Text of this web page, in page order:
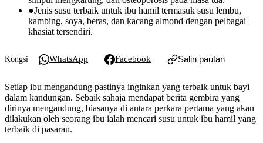
●Jenis susu terbaik untuk ibu hamil termasuk susu lembu,
kambing, soya, beras, dan kacang almond dengan pelbagai
khasiat tersendiri.
Kongsi WhatsApp Facebook Salin pautan
Setiap ibu mengandung pastinya inginkan yang terbaik untuk bayi
dalam kandungan. Sebaik sahaja mendapat berita gembira yang
dirinya mengandung, biasanya di antara perkara pertama yang akan
dilakukan oleh seorang ibu ialah mencari susu untuk ibu hamil yang
terbaik di pasaran.